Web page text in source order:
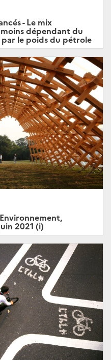
- Le mix
moins dépendant du
le poids du pétrole
2021 (i)